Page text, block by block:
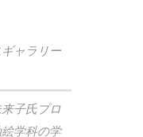
ギャラリー
来子氏プロ
学科の学